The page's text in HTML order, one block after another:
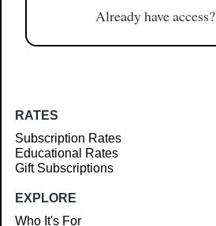
Already have access?
RATES
Subscription Rates
Educational Rates
Gift Subscriptions
EXPLORE
Who It's For